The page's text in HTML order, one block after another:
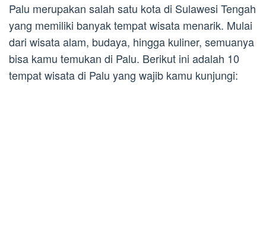
Palu merupakan salah satu kota di Sulawesi Tengah
yang memiliki banyak tempat wisata menarik. Mulai
dari wisata alam, budaya, hingga kuliner, semuanya
bisa kamu temukan di Palu. Berikut ini adalah 10
tempat wisata di Palu yang wajib kamu kunjungi: